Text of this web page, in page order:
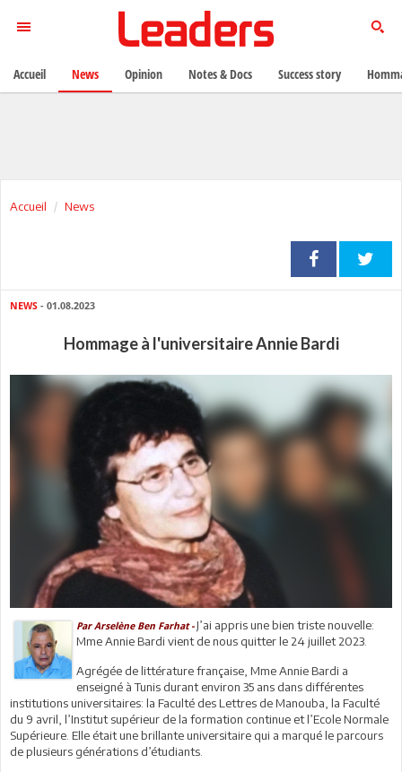
Accueil News
NEWS - 01.08.2023
Hommage à l'universitaire Annie Bardi
Par Arselène Ben Farhat -J’ai appris une bien triste nouvelle:
Mme Annie Bardi vient de nous quitter le 24 juillet 2023.
Agrégée de littérature française, Mme Annie Bardi a
enseigné à Tunis durant environ 35 ans dans différentes
institutions universitaires: la Faculté des Lettres de Manouba, la Faculté
du 9 avril, l’Institut supérieur de la formation continue et l’Ecole Normale
Supérieure. Elle était une brillante universitaire qui a marqué le parcours
de plusieurs générations d’étudiants.
Accueil News Opinion Notes & Docs Success story